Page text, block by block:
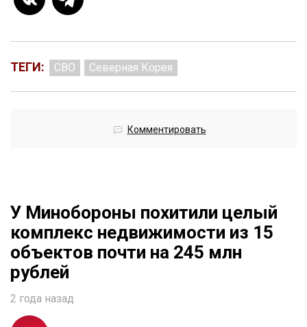
ТЕГИ: СВО Северная Корея
Комментировать
У Минобороны похитили целый
комплекс недвижимости из 15
объектов почти на 245 млн
рублей
2 года назад